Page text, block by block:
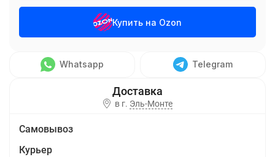
Купить на Ozon
Whatsapp Telegram
в г. Эль-Монте
Самовывоз
Курьер